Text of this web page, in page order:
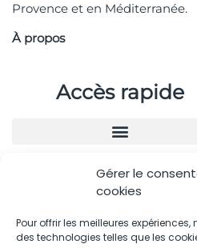
Gérer le
cookies
Pour offrir les meilleures expériences,
des technologies telles que les
Provence et en Méditerranée.
À propos
Accès rapide
Nous contacter
04.88.08.75.28
contactBT@bleu-